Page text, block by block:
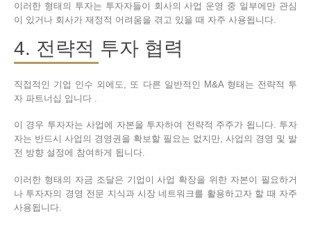
이러한 형태의 투자는 투자자들이 회사의 사업 운영 중 일부에만 관심
이 있거나 회사가 재정적 어려움을 겪고 있을 때 자주 사용됩니다.
4. 전략적 투자 협력
직접적인 기업 인수 외에도, 또 다른 일반적인 M&A 형태는 전략적 투
자 파트너십 입니다 .
이 경우 투자자는 사업에 자본을 투자하여 전략적 주주가 됩니다. 투자
자는 반드시 사업의 경영권을 확보할 필요는 없지만, 사업의 경영 및 발
전 방향 설정에 참여하게 됩니다.
이러한 형태의 자금 조달은 기업이 사업 확장을 위한 자본이 필요하거
나 투자자의 경영 전문 지식과 시장 네트워크를 활용하고자 할 때 자주
사용됩니다.